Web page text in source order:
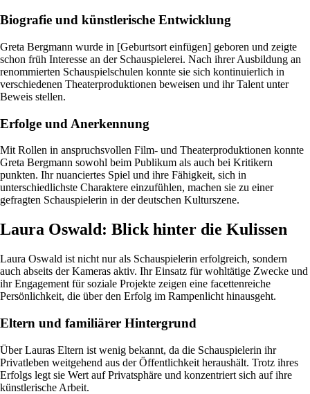
Biografie und künstlerische Entwicklung
Greta Bergmann wurde in [Geburtsort einfügen] geboren und zeigte
schon früh Interesse an der Schauspielerei. Nach ihrer Ausbildung an
renommierten Schauspielschulen konnte sie sich kontinuierlich in
verschiedenen Theaterproduktionen beweisen und ihr Talent unter
Beweis stellen.
Erfolge und Anerkennung
Mit Rollen in anspruchsvollen Film- und Theaterproduktionen konnte
Greta Bergmann sowohl beim Publikum als auch bei Kritikern
punkten. Ihr nuanciertes Spiel und ihre Fähigkeit, sich in
unterschiedlichste Charaktere einzufühlen, machen sie zu einer
gefragten Schauspielerin in der deutschen Kulturszene.
Laura Oswald: Blick hinter die Kulissen
Laura Oswald ist nicht nur als Schauspielerin erfolgreich, sondern
auch abseits der Kameras aktiv. Ihr Einsatz für wohltätige Zwecke und
ihr Engagement für soziale Projekte zeigen eine facettenreiche
Persönlichkeit, die über den Erfolg im Rampenlicht hinausgeht.
Eltern und familiärer Hintergrund
Über Lauras Eltern ist wenig bekannt, da die Schauspielerin ihr
Privatleben weitgehend aus der Öffentlichkeit heraushält. Trotz ihres
Erfolgs legt sie Wert auf Privatsphäre und konzentriert sich auf ihre
künstlerische Arbeit.